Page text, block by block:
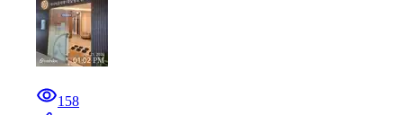
158